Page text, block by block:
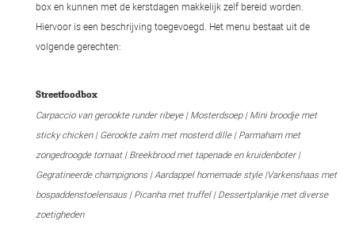
box en kunnen met de kerstdagen makkelijk zelf bereid worden.
Hiervoor is een beschrijving toegevoegd. Het menu bestaat uit de
volgende gerechten:
Streetfoodbox
Carpaccio van gerookte runder ribeye | Mosterdsoep | Mini broodje met
sticky chicken | Gerookte zalm met mosterd dille | Parmaham met
zongedroogde tomaat | Breekbrood met tapenade en kruidenboter |
Gegratineerde champignons |Aardappel homemade style |Varkenshaas met
bospaddenstoelensaus | Picanha met truffel | Dessertplankje met diverse
zoetigheden